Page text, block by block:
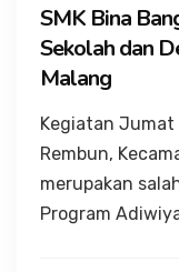
SMK Bina
Sekolah dan
Malang
Kegiatan Jumat
Rembun,
merupakan
Program